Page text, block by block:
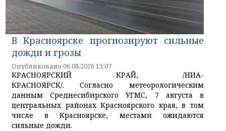
В Красноярске прогнозируют сильные
дожди и грозы
Опубликовано 06.08.2026 15:07
КРАСНОЯРСКИЙ КРАЙ, /НИА-
КРАСНОЯРСК/. Согласно метеорологическим
данным Среднесибирского УГМС, 7 августа в
центральных районах Красноярского края, в том
числе в Красноярске, местами ожидаются
сильные дожди.